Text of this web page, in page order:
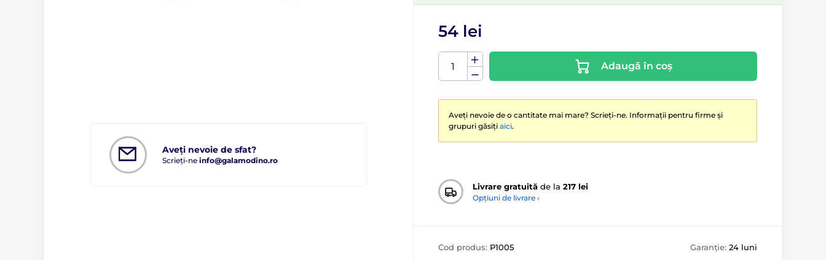
Aveți nevoie de sfat?
Scrieți-ne info@galamodino.ro
54 lei
Adaugă în coș
Aveți nevoie de o cantitate mai mare? Scrieți-ne. Informații pentru firme și
grupuri găsiți aici.
Livrare gratuită de la 217 lei
Opțiuni de livrare ›
Cod produs: P1005 Garanție: 24 luni